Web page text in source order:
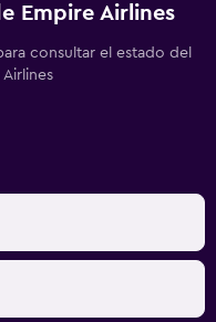
Empire Airlines
consultar el estado del